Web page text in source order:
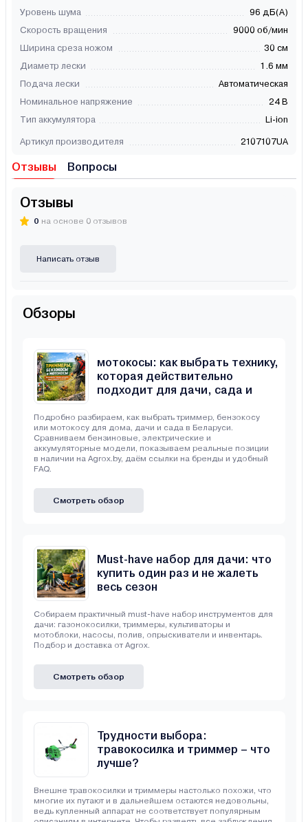
Уровень шума
96 дБ(А)
Скорость вращения
9000 об/мин
Ширина среза ножом
30 см
Диаметр лески
1.6 мм
Подача лески
Автоматическая
Номинальное напряжение
24 В
Тип аккумулятора
Li-ion
Артикул производителя 2107107UA
Отзывы Вопросы
Отзывы
0 на основе 0 отзывов
Написать отзыв
Обзоры
мотокосы: как выбрать технику,
которая действительно
подходит для дачи, сада и
Подробно разбираем, как выбрать триммер, бензокосу
или мотокосу для дома, дачи и сада в Беларуси.
Сравниваем бензиновые, электрические и
аккумуляторные модели, показываем реальные позиции
в наличии на Agrox.by, даём ссылки на бренды и удобный
FAQ.
Смотреть обзор
Must-have набор для дачи: что
купить один раз и не жалеть
весь сезон
Собираем практичный must-have набор инструментов для
дачи: газонокосилки, триммеры, культиваторы и
мотоблоки, насосы, полив, опрыскиватели и инвентарь.
Подбор и доставка от Agrox.
Смотреть обзор
Трудности выбора:
травокосилка и триммер – что
лучше?
Внешне травокосилки и триммеры настолько похожи, что
многие их путают и в дальнейшем остаются недовольны,
ведь купленный аппарат не соответствует популярным